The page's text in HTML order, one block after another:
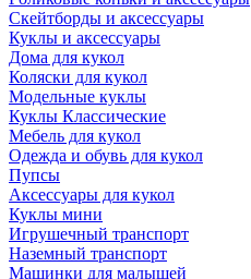
Скейтборды и аксессуары
Куклы и аксессуары
Дома для кукол
Коляски для кукол
Модельные куклы
Куклы Классические
Мебель для кукол
Одежда и обувь для кукол
Пупсы
Аксессуары для кукол
Куклы мини
Игрушечный транспорт
Наземный транспорт
Машинки для малышей